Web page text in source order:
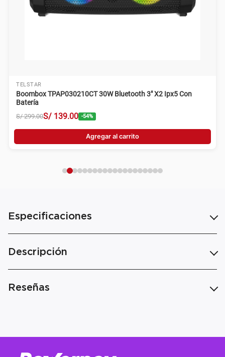
TELSTAR
Boombox TPAP030210CT 30W Bluetooth 3" X2 Ipx5 Con
Batería
S/ 299.00S/ 139.00 -54%
Agregar al carrito
Especificaciones
Descripción
Reseñas